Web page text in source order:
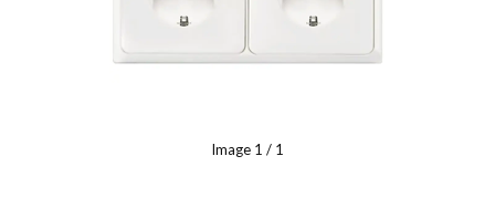
Image 1 / 1